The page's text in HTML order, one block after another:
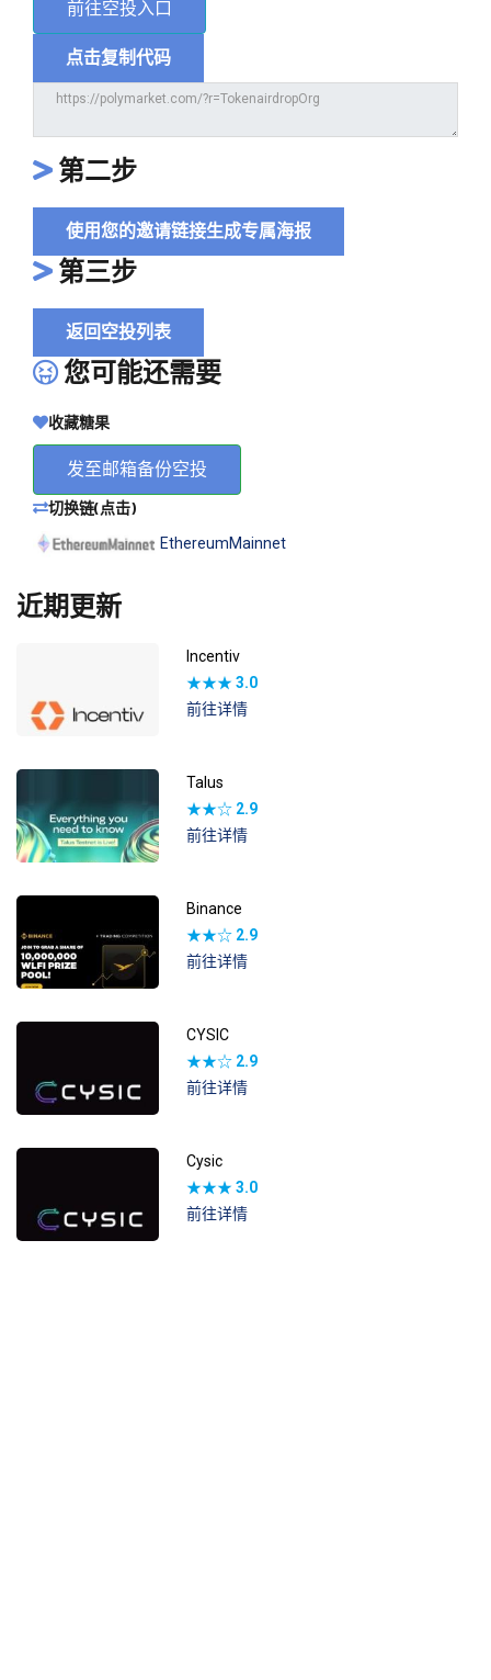
前往空投入口
点击复制代码
第二步
使用您的邀请链接生成专属海报
第三步
返回空投列表
您可能还需要
收藏糖果
发至邮箱备份空投
切换链(点击)
EthereumMainnet
近期更新
Incentiv
★★★3.0
前往详情
Talus
★★☆ 2.9
前往详情
Binance
★★☆ 2.9
前往详情
CYSIC
★★☆ 2.9
前往详情
Cysic
★★★3.0
前往详情